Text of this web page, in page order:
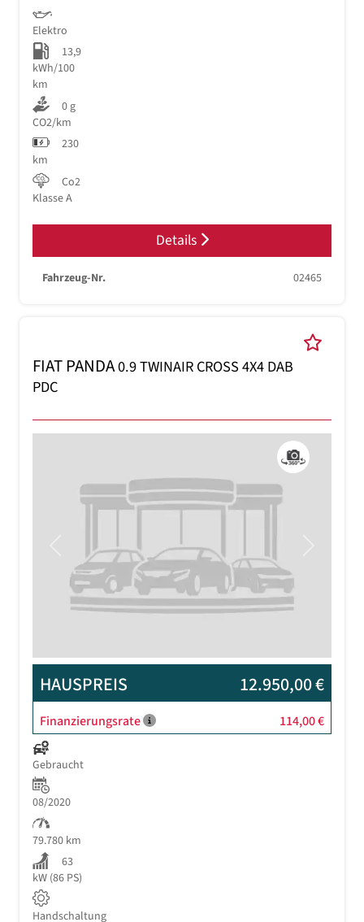
Elektro
13,9
kWh/100
km
0 g
CO2/km
230
km
Co2
Klasse A
Details
Fahrzeug-Nr. 02465
FIAT PANDA0.9 TWINAIR CROSS 4X4 DAB
PDC
Previous
HAUSPREIS 12.950,00 €
Finanzierungsrate 114,00 €
Gebraucht
08/2020
79.780 km
63
kW (86 PS)
Handschaltung